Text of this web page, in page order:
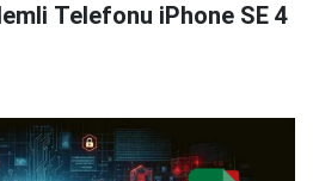
Telefonu iPhone SE 4